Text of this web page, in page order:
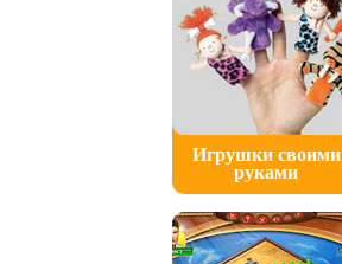
Игрушки своими
руками